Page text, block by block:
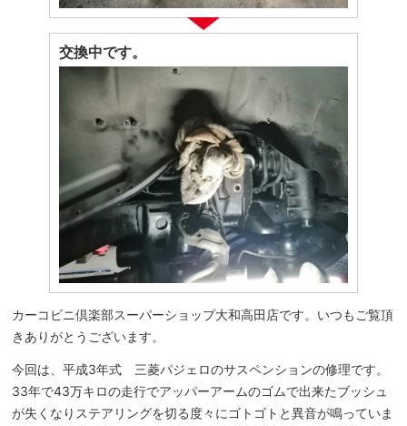
交換中です。
カーコビニ倶楽部スーパーショップ大和高田店です。いつもご覧頂
きありがとうございます。
今回は、平成3年式 三菱パジェロのサスペンションの修理です。
33年で43万キロの走行でアッパーアームのゴムで出来たブッシュ
が失くなりステアリングを切る度々にゴトゴトと異音が鳴っていま